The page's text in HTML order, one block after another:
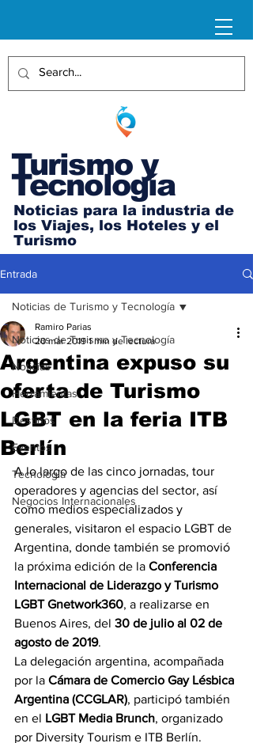
Turismo y
Tecnología
Noticias para la industria de
los Viajes, los Hoteles y el
Turismo
Entrada
Noticias de Turismo y Tecnología
Noticias
Herramientas
Destinos
Eventos
Tecnología
Negocios Internacionales
Noticias de Turismo y Tecnología
Argentina expuso su
oferta de Turismo
LGBT en la feria ITB
Berlín
Ramiro Parias
20 mar 2019 1 min de lectura
A lo largo de las cinco jornadas, tour
operadores y agencias del sector, así
como medios especializados y
generales, visitaron el espacio LGBT de
Argentina, donde también se promovió
la próxima edición de la Conferencia
Internacional de Liderazgo y Turismo
LGBT Gnetwork360, a realizarse en
Buenos Aires, del 30 de julio al 02 de
agosto de 2019.
La delegación argentina, acompañada
por la Cámara de Comercio Gay Lésbica
Argentina (CCGLAR), participó también
en el LGBT Media Brunch, organizado
por Diversity Tourism e ITB Berlín.